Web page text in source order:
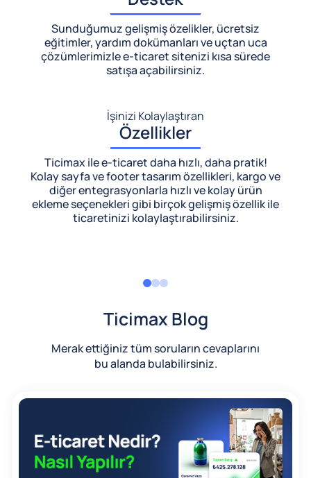
Sunduğumuz gelişmiş özelikler, ücretsiz
eğitimler, yardım dokümanları ve uçtan uca
çözümlerimizlee-ticaret sitenizi kısa sürede
satışa açabilirsiniz.
İşinizi Kolaylaştıran
Özellikler
Ticimax ile e-ticaret daha hızlı, daha pratik!
Kolay sayfa ve footer tasarım özellikleri, kargo ve
diğer entegrasyonlarla hızlı ve kolay ürün
ekleme seçenekleri gibi birçok gelişmiş özellik ile
ticaretinizi kolaylaştırabilirsiniz.
Ticimax Blog
Merak ettiğiniz tüm soruların cevaplarını
bu alanda bulabilirsiniz.